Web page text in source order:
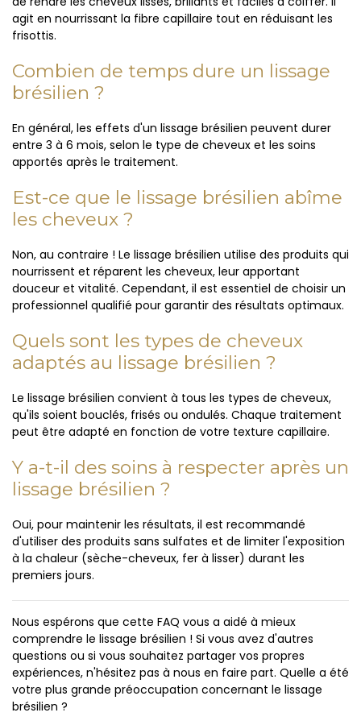
agit en nourrissant la fibre capillaire tout en réduisant les
frisottis.
Combien de temps dure un lissage
brésilien ?
En général, les effets d'un lissage brésilien peuvent durer
entre 3 à 6 mois, selon le type de cheveux et les soins
apportés après le traitement.
Est-ce que le lissage brésilien abîme
les cheveux ?
Non, au contraire ! Le lissage brésilien utilise des produits qui
nourrissent et réparent les cheveux, leur apportant
douceur et vitalité. Cependant, il est essentiel de choisir un
professionnel qualifié pour garantir des résultats optimaux.
Quels sont les types de cheveux
adaptés au lissage brésilien ?
Le lissage brésilien convient à tous les types de cheveux,
qu'ils soient bouclés, frisés ou ondulés. Chaque traitement
peut être adapté en fonction de votre texture capillaire.
Y a-t-il des soins à respecter après un
lissage brésilien ?
Oui, pour maintenir les résultats, il est recommandé
d'utiliser des produits sans sulfates et de limiter l'exposition
à la chaleur (sèche-cheveux, fer à lisser) durant les
premiers jours.
Nous espérons que cette FAQ vous a aidé à mieux
comprendre le lissage brésilien ! Si vous avez d'autres
questions ou si vous souhaitez partager vos propres
expériences, n'hésitez pas à nous en faire part. Quelle a été
votre plus grande préoccupation concernant le lissage
brésilien ?